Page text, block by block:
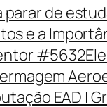
de
e a
#5632
EAD |